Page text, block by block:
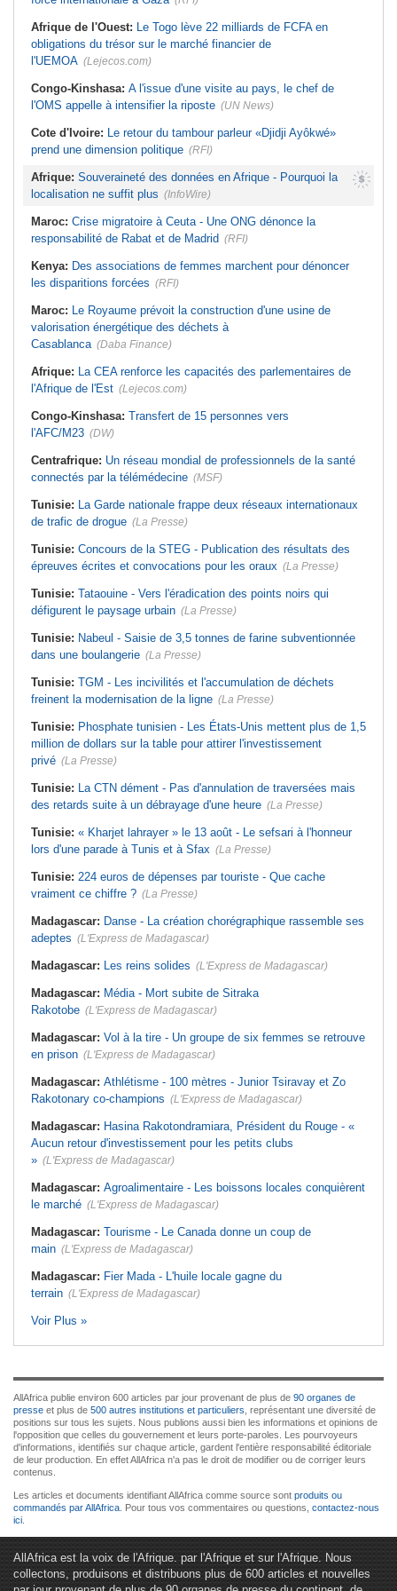
Afrique de l'Ouest: Le Togo lève 22 milliards de FCFA en
obligations du trésor sur le marché financier de
l'UEMOA (Lejecos.com)
Congo-Kinshasa: A l'issue d'une visite au pays, le chef de
l'OMS appelle à intensifier la riposte (UN News)
Cote d'Ivoire: Le retour du tambour parleur «Djidji Ayôkwé»
prend une dimension politique (RFI)
Afrique: Souveraineté des données en Afrique - Pourquoi la
localisation ne suffit plus (InfoWire)
Maroc: Crise migratoire à Ceuta - Une ONG dénonce la
responsabilité de Rabat et de Madrid (RFI)
Kenya: Des associations de femmes marchent pour dénoncer
les disparitions forcées (RFI)
Maroc: Le Royaume prévoit la construction d'une usine de
valorisation énergétique des déchets à
Casablanca (Daba Finance)
Afrique: La CEA renforce les capacités des parlementaires de
l'Afrique de l'Est (Lejecos.com)
Congo-Kinshasa: Transfert de 15 personnes vers
l'AFC/M23 (DW)
Centrafrique: Un réseau mondial de professionnels de la santé
connectés par la télémédecine (MSF)
Tunisie: La Garde nationale frappe deux réseaux internationaux
de trafic de drogue (La Presse)
Tunisie: Concours de la STEG - Publication des résultats des
épreuves écrites et convocations pour les oraux (La Presse)
Tunisie: Tataouine - Vers l'éradication des points noirs qui
défigurent le paysage urbain (La Presse)
Tunisie: Nabeul - Saisie de 3,5 tonnes de farine subventionnée
dans une boulangerie (La Presse)
Tunisie: TGM - Les incivilités et l'accumulation de déchets
freinent la modernisation de la ligne (La Presse)
Tunisie: Phosphate tunisien - Les États-Unis mettent plus de 1,5
million de dollars sur la table pour attirer l'investissement
privé (La Presse)
Tunisie: La CTN dément - Pas d'annulation de traversées mais
des retards suite à un débrayage d'une heure (La Presse)
Tunisie: « Kharjet lahrayer » le 13 août - Le sefsari à l'honneur
lors d'une parade à Tunis et à Sfax (La Presse)
Tunisie: 224 euros de dépenses par touriste - Que cache
vraiment ce chiffre ? (La Presse)
Madagascar: Danse - La création chorégraphique rassemble ses
adeptes (L'Express de Madagascar)
Madagascar: Les reins solides (L'Express de Madagascar)
Madagascar: Média - Mort subite de Sitraka
Rakotobe (L'Express de Madagascar)
Madagascar: Vol à la tire - Un groupe de six femmes se retrouve
en prison (L'Express de Madagascar)
Madagascar: Athlétisme - 100 mètres - Junior Tsiravay et Zo
Rakotonary co-champions (L'Express de Madagascar)
Madagascar: Hasina Rakotondramiara, Président du Rouge - «
Aucun retour d'investissement pour les petits clubs
» (L'Express de Madagascar)
Madagascar: Agroalimentaire - Les boissons locales conquièrent
le marché (L'Express de Madagascar)
Madagascar: Tourisme - Le Canada donne un coup de
main (L'Express de Madagascar)
Madagascar: Fier Mada - L'huile locale gagne du
terrain (L'Express de Madagascar)
Voir Plus »
AllAfrica publie environ 600 articles par jour provenant de plus de 90 organes de
presse et plus de 500 autres institutions et particuliers , représentant une diversité de
positions sur tous les sujets. Nous publions aussi bien les informations et opinions de
l'opposition que celles du gouvernement et leurs porte-paroles. Les pourvoyeurs
d'informations, identifiés sur chaque article, gardent l'entière responsabilité éditoriale
de leur production. En effet AllAfrica n'a pas le droit de modifier ou de corriger leurs
contenus.
Les articles et documents identifiant AllAfrica comme source sont produits ou
commandés par AllAfrica . Pour tous vos commentaires ou questions, contactez-nous
ici
AllAfrica est la voix de l'Afrique. par l'Afrique et sur l'Afrique. Nous
collectons, produisons et distribuons plus de 600 articles et nouvelles